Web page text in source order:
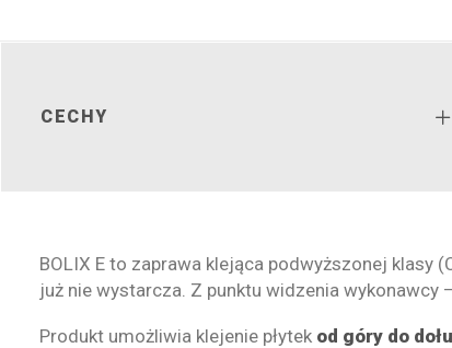
CECHY
BOLIX E to zaprawa klejąca podwyższonej klasy
już nie wystarcza. Z punktu widzenia wykonawcy
Produkt umożliwia klejenie płytek od góry do